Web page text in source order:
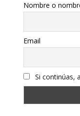
Nombre o
Email
Si continúas,